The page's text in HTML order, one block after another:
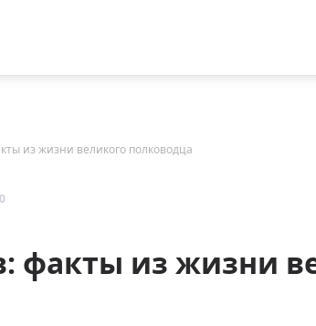
из жизни великого полководца
факты из жизни